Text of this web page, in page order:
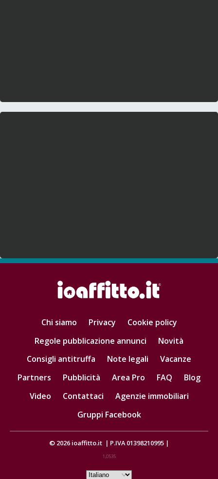
Chi siamo Privacy
Cookie policy
Regole pubblicazione annunci
Novità
Consigli antitruffa
Note legali
Vacanze
Partners
Pubblicità Area Pro FAQ
Blog
Video
Contattaci
Agenzie immobiliari
Gruppi Facebook
© 2026 ioaffitto.it | P.IVA 01398210995 |
1,0535